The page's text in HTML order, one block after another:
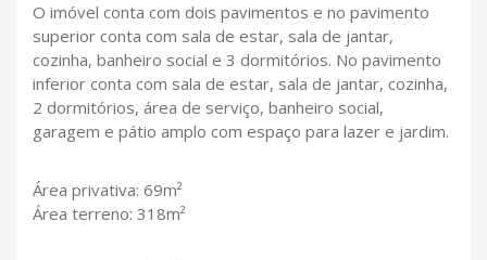
O imóvel conta com dois pavimentos e no pavimento
superior conta com sala de estar, sala de jantar,
cozinha, banheiro social e 3 dormitórios. No pavimento
inferior conta com sala de estar, sala de jantar, cozinha,
2 dormitórios, área de serviço, banheiro social,
garagem e pátio amplo com espaço para lazer e jardim.
Área privativa: 69m²
Área terreno: 318m²